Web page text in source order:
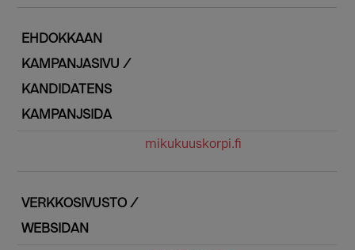
EHDOKKAAN
KAMPANJASIVU /
KANDIDATENS
KAMPANJSIDA
mikukuuskorpi.fi
VERKKOSIVUSTO /
WEBSIDAN